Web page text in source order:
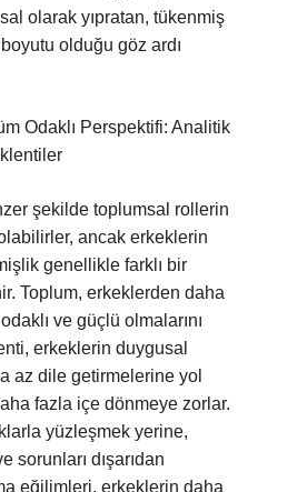
olarak yıpratan, tükenmiş
olduğu göz ardı
Odaklı Perspektifi: Analitik
şekilde toplumsal rollerin
olabilirler, ancak erkeklerin
genellikle farklı bir
Toplum, erkeklerden daha
ve güçlü olmalarını
erkeklerin duygusal
az dile getirmelerine yol
fazla içe dönmeye zorlar.
yüzleşmek yerine,
sorunları dışarıdan
eğilimleri, erkeklerin daha